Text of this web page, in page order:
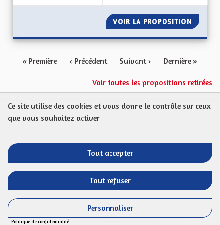
VOIR LA PROPOSITION
« Première ‹ Précédent Suivant › Dernière »
Voir toutes les propositions retirées
Protection des Données
Télécharger les fichiers Open Data
Entre vos mains - Collectivité
Entre vos mains - Collectivité
Entre vos mains - Collectivité
Entre vos mains -
(Lien externe)
(Lien externe)
Panneau de gestion des cookies
Ce site utilise des cookies et vous donne le contrôle sur ceux
que vous souhaitez activer
Tout accepter
Tout refuser
Personnaliser
Politique de confidentialité